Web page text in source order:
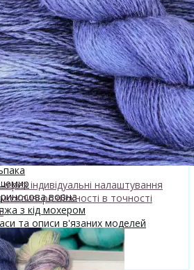
↘ Nice, 50% Вовна 50% Акрил,
70м/100г
↘ Sock Tender, 80% меринос
superwash 20% нейлон
↘ Sock, 75% Меринос 25% Нейлон,
300м/100г
+
↘ Cleo, 50% шовк 50% меринос,
600м/100гНовинка!
↘ Бурет, 100% буретный шовк,
190м/100г
+
вовна
з кід мохером
та описи в'язаних моделей
та аксессуари+
для пряжі
індивідуальні налаштування
розбіжності в точності